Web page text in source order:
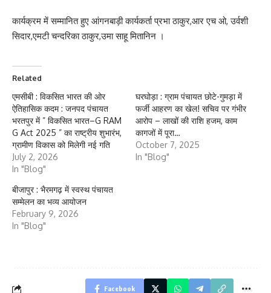
कार्यक्रम में सम्मानित हुए आंगनबाड़ी कार्यकर्ता प्रभा ठाकुर,आर एच ओ, उर्वशी
सिदार,एमटी चन्दरिका ठाकुर,उमा साहू मितानिन ।
Related
एमसीबी : विकसित भारत की ओर
ऐतिहासिक कदम : जनपद पंचायत
भरतपुर में ” विकसित भारत–G RAM
G Act 2025 ” का राष्ट्रीय शुभारंभ,
ग्रामीण विकास को मिलेगी नई गति
July 2, 2026
In "Blog"
घरघोड़ा : ग्राम पंचायत छोटे-गुमड़ा में
फर्जी आहरण का खेल! सचिव पर गंभीर
आरोप – लाखों की राशि हजम, काम
कागजों में पूरा…
October 7, 2025
In "Blog"
बीजापुर : भैरमगढ़ में स्वस्थ पंचायत
सम्मेलन का भव्य आयोजन
February 9, 2026
In "Blog"
Facebook